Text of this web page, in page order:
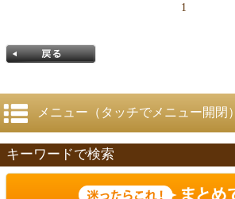
1
戻る
メニュー（タッチでメニュー開閉）
キーワードで検索